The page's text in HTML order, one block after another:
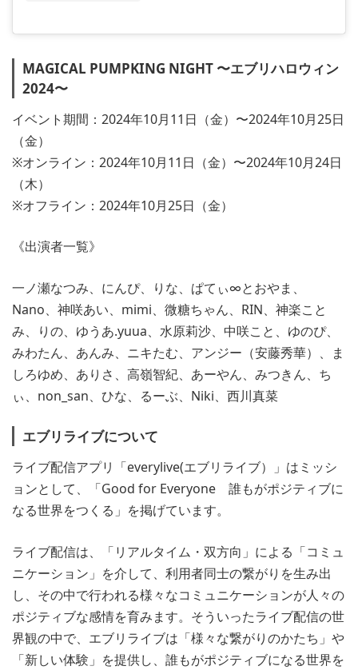
MAGICAL PUMPKING NIGHT 〜エブリハロウィン
2024〜
イベント期間：2024年10月11日（金）〜2024年10月25日
（金）
※オンライン：2024年10月11日（金）〜2024年10月24日
（木）
※オフライン：2024年10月25日（金）
《出演者一覧》
一ノ瀬なつみ、にんぴ、りな、ぱてぃ∞とおやま、
Nano、神咲あい、mimi、微糖ちゃん、RIN、神楽こと
み、りの、ゆうあ.yuua、水原莉沙、中咲こと、ゆのぴ、
みわたん、あんみ、ニキたむ、アンジー（安藤秀華）、ま
しろゆめ、ありさ、高嶺智紀、あーやん、みつきん、ち
ぃ、non_san、ひな、るーぶ、Niki、西川真菜
エブリライブについて
ライブ配信アプリ「everylive(エブリライブ）」はミッシ
ョンとして、「Good for Everyone 誰もがポジティブに
なる世界をつくる」を掲げています。
ライブ配信は、「リアルタイム・双方向」による「コミュ
ニケーション」を介して、利用者同士の繋がりを生み出
し、その中で行われる様々なコミュニケーションが人々の
ポジティブな感情を育みます。そういったライブ配信の世
界観の中で、エブリライブは「様々な繋がりのかたち」や
「新しい体験」を提供し、誰もがポジティブになる世界を